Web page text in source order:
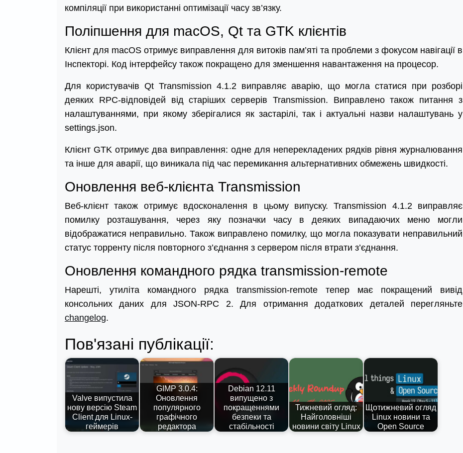
компіляції при використанні оптимізації часу зв’язку.
Поліпшення для macOS, Qt та GTK клієнтів
Клієнт для macOS отримує виправлення для витоків пам’яті та проблеми з фокусом навігації в
Інспекторі. Код інтерфейсу також покращено для зменшення навантаження на процесор.
Для користувачів Qt Transmission 4.1.2 виправляє аварію, що могла статися при розборі
деяких RPC-відповідей від старіших серверів Transmission. Виправлено також питання з
налаштуваннями, при якому зберігалися як застарілі, так і актуальні назви налаштувань у
settings.json.
Клієнт GTK отримує два виправлення: одне для неперекладених рядків рівня журналювання
та інше для аварії, що виникала під час перемикання альтернативних обмежень швидкості.
Оновлення веб-клієнта Transmission
Веб-клієнт також отримує вдосконалення в цьому випуску. Transmission 4.1.2 виправляє
помилку розташування, через яку позначки часу в деяких випадаючих меню могли
відображатися неправильно. Також виправлено помилку, що могла показувати неправильний
статус торренту після повторного з’єднання з сервером після втрати з’єднання.
Оновлення командного рядка transmission-remote
Нарешті, утиліта командного рядка transmission-remote тепер має покращений вивід
консольних даних для JSON-RPC 2. Для отримання додаткових деталей перегляньте
changelog.
Пов'язані публікації:
Valve випустила
нову версію Steam
Client для Linux-
геймерів
GIMP 3.0.4:
Оновлення
популярного
графічного
редактора
Debian 12.11
випущено з
покращеннями
безпеки та
стабільності
Тижневий огляд:
Найголовніші
новини світу Linux
Щотижневий огляд
Linux новини та
Open Source